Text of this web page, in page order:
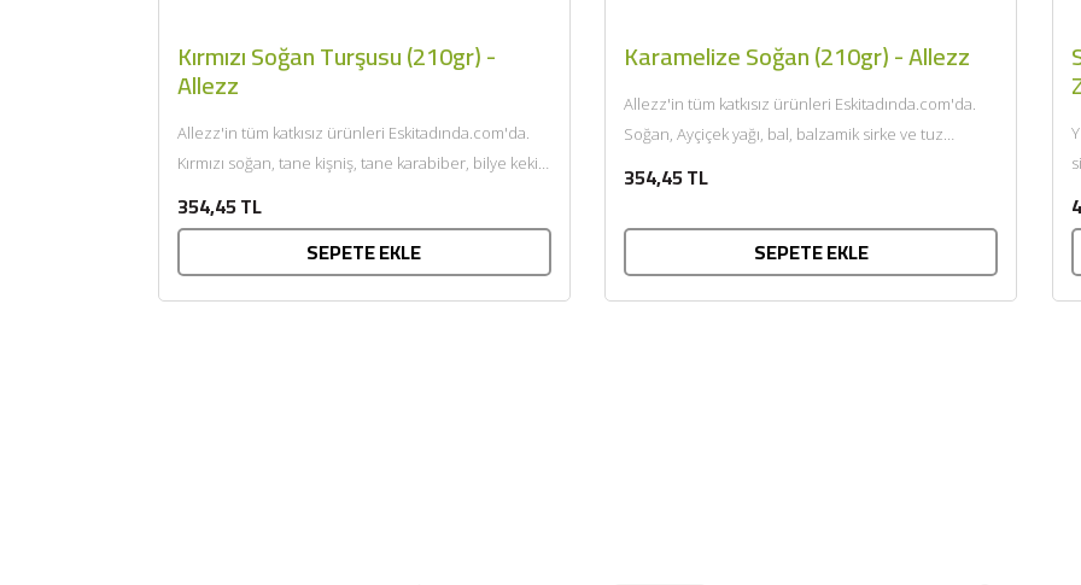
Kırmızı Soğan Turşusu (210gr) -
Allezz
Allezz'in tüm katkısız ürünleri Eskitadında.com'da.
Kırmızı soğan, tane kişniş, tane karabiber, bilye kekik
354,45 TL
SEPETE EKLE
Karamelize Soğan (210gr) - Allezz
Allezz'in tüm katkısız ürünleri Eskitadında.com'da.
Soğan, Ayçiçek yağı, bal, balzamik sirke ve tuz
354,45 TL
SEPETE EKLE